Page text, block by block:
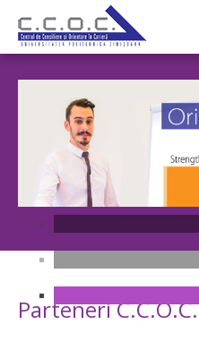
Parteneri C.C.O.C.